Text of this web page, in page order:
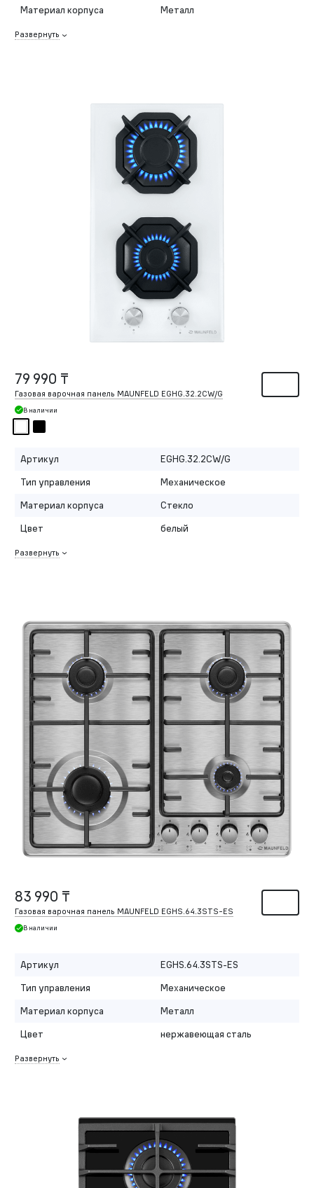
Материал корпуса
Металл
Развернуть
79 990 ₸
Газовая варочная панель MAUNFELD EGHG.32.2CW/G
В наличии
Артикул
EGHG.32.2CW/G
Тип управления
Механическое
Материал корпуса
Стекло
Цвет
белый
Развернуть
83 990 ₸
Газовая варочная панель MAUNFELD EGHS.64.3STS-ES
В наличии
Артикул
EGHS.64.3STS-ES
Тип управления
Механическое
Материал корпуса
Металл
Цвет
нержавеющая сталь
Развернуть